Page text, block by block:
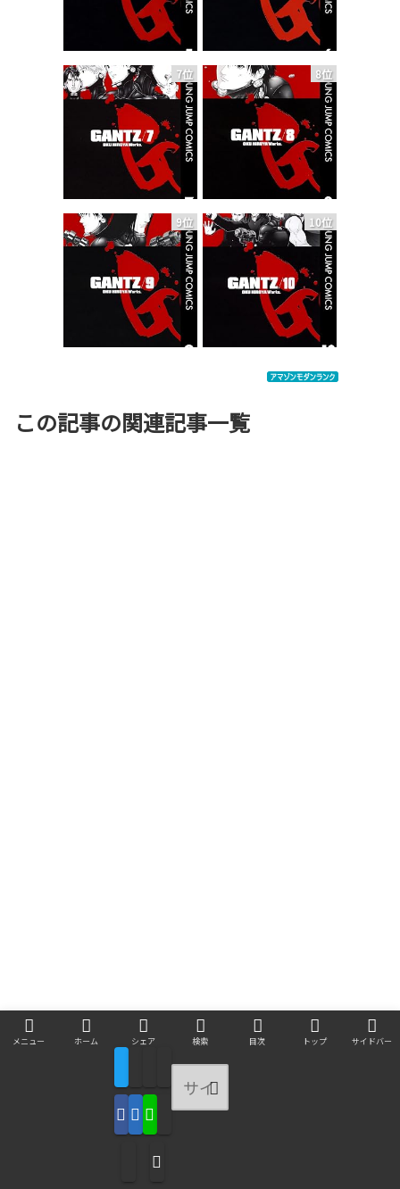
7位 8位
9位 10位
この記事の関連記事一覧
メニュー ホーム シェア 検索 目次 トップ サイドバー